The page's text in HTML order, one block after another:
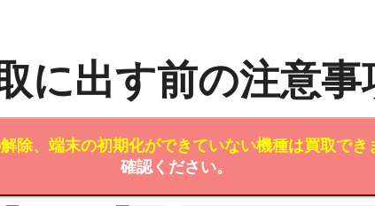
に出す前の注意事
除、端末の初期化ができていない機種は買取でき
確認ください。